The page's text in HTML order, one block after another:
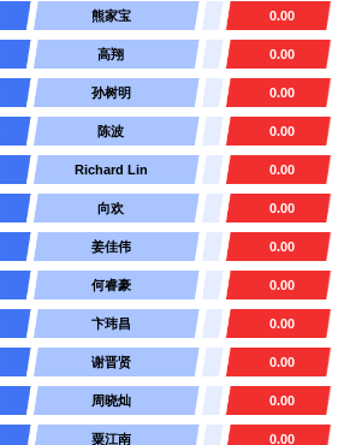
熊家宝 0.00
高翔 0.00
孙树明 0.00
陈波 0.00
Richard Lin 0.00
向欢 0.00
姜佳伟 0.00
何睿豪 0.00
卞玮昌 0.00
谢晋贤 0.00
周晓灿 0.00
粟江南 0.00